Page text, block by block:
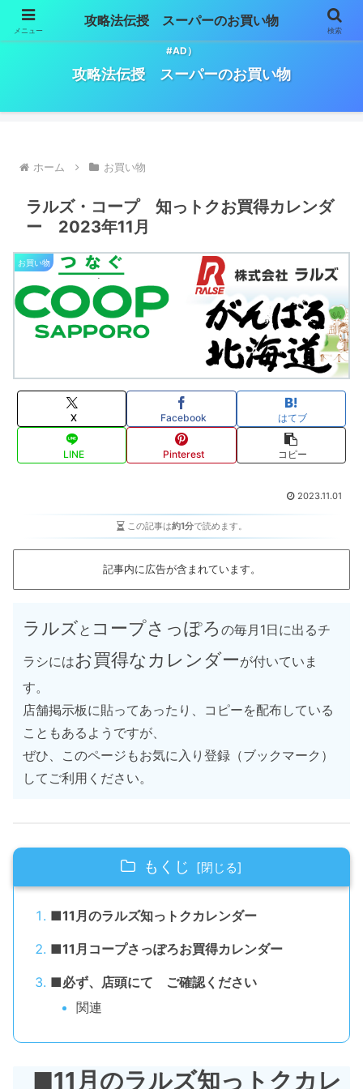
スーパーマーケットでのお買い物必勝法。（※記事には広告が含まれます。
#AD）
攻略法伝授 スーパーのお買い物
ホーム お買い物
ラルズ・コープ 知っトクお買得カレンダ
ー 2023年11月
お買い物
X Facebook はてブ
LINE Pinterest コピー
2023.11.01
この記事は約1分で読めます。
記事内に広告が含まれています。
ラルズと コープさっぽろ の毎月1日に出るチ
ラシにはお買得なカレンダーが付いていま
す。
店舗掲示板に貼ってあったり、コピーを配布している
こともあるようですが、
ぜひ、このページもお気に入り登録（ブックマーク）
してご利用ください。
もくじ
■11月のラルズ知っトクカレンダー
■11月コープさっぽろお買得カレンダー
■必ず、店頭にて ご確認ください
関連
■11月のラルズ知っトクカレ
メニュー
攻略法伝授 スーパーのお買い物
検索